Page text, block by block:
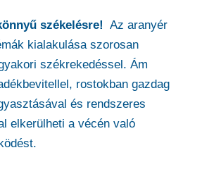
székelésre! Az aranyér
kialakulása szorosan
székrekedéssel. Ám
rostokban gazdag
és rendszeres
elkerülheti a vécén való